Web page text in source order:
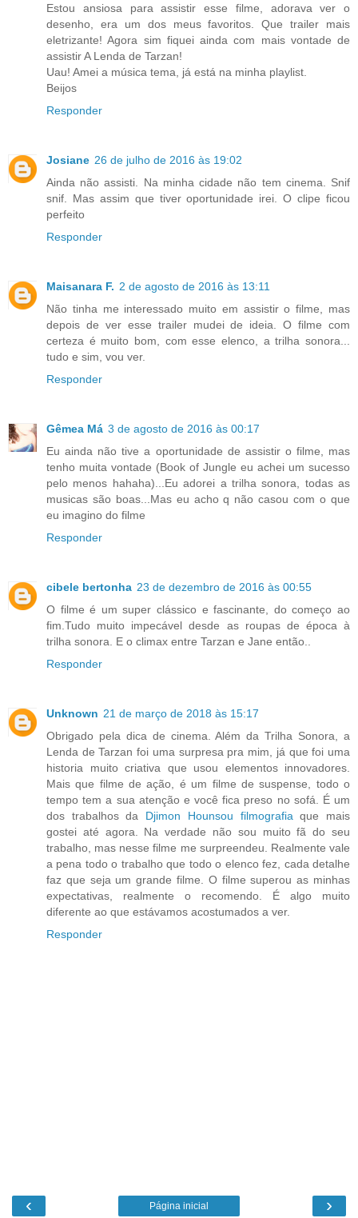
Estou ansiosa para assistir esse filme, adorava ver o
desenho, era um dos meus favoritos. Que trailer mais
eletrizante! Agora sim fiquei ainda com mais vontade de
assistir A Lenda de Tarzan!
Uau! Amei a música tema, já está na minha playlist.
Beijos
Responder
Josiane 26 de julho de 2016 às 19:02
Ainda não assisti. Na minha cidade não tem cinema. Snif
snif. Mas assim que tiver oportunidade irei. O clipe ficou
perfeito
Responder
Maisanara F. 2 de agosto de 2016 às 13:11
Não tinha me interessado muito em assistir o filme, mas
depois de ver esse trailer mudei de ideia. O filme com
certeza é muito bom, com esse elenco, a trilha sonora...
tudo e sim, vou ver.
Responder
Gêmea Má 3 de agosto de 2016 às 00:17
Eu ainda não tive a oportunidade de assistir o filme, mas
tenho muita vontade (Book of Jungle eu achei um sucesso
pelo menos hahaha)...Eu adorei a trilha sonora, todas as
musicas são boas...Mas eu acho q não casou com o que
eu imagino do filme
Responder
cibele bertonha 23 de dezembro de 2016 às 00:55
O filme é um super clássico e fascinante, do começo ao
fim.Tudo muito impecável desde as roupas de época à
trilha sonora. E o climax entre Tarzan e Jane então..
Responder
Unknown 21 de março de 2018 às 15:17
Obrigado pela dica de cinema. Além da Trilha Sonora, a
Lenda de Tarzan foi uma surpresa pra mim, já que foi uma
historia muito criativa que usou elementos innovadores.
Mais que filme de ação, é um filme de suspense, todo o
tempo tem a sua atenção e você fica preso no sofá. É um
dos trabalhos da Djimon Hounsou filmografia que mais
gostei até agora. Na verdade não sou muito fã do seu
trabalho, mas nesse filme me surpreendeu. Realmente vale
a pena todo o trabalho que todo o elenco fez, cada detalhe
faz que seja um grande filme. O filme superou as minhas
expectativas, realmente o recomendo. É algo muito
diferente ao que estávamos acostumados a ver.
Responder
‹ ›
Página inicial